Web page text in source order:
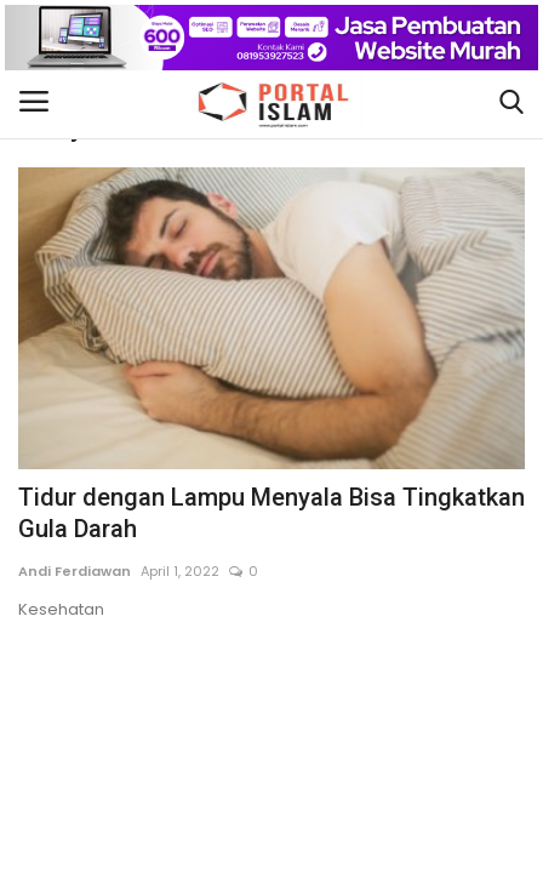
Gabung Daftar
Beranda
Kontak
Berita Islam
Khutbah Jumat
Pendidikan
Tidur dengan Lampu Menyala Bisa Tingkatkan
Gula Darah
Andi Ferdiawan April 1, 2022 0
Kesehatan